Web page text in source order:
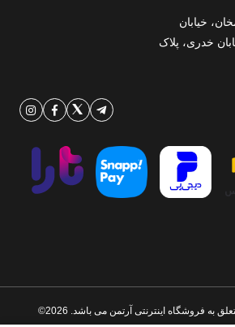
خیابان
خدری، پلاک
به فروشگاه اینترنتی آرتمن می باشد. 2026©